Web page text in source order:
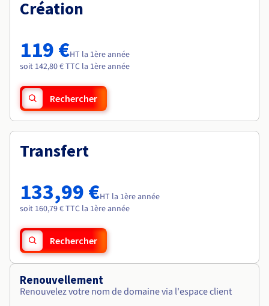
Tarifs
Roadmap & Changelog
Observabilité
Roadmap & Changelog
Roadmap & Changelog
Roadmap & Changelog
Roadmap & Changelog
Création
119 €HT la 1ère année
soit 142,80 € TTC la 1ère année
Rechercher
Transfert
133,99 €HT la 1ère année
soit 160,79 € TTC la 1ère année
Rechercher
Renouvellement
Renouvelez votre nom de domaine via l'espace client